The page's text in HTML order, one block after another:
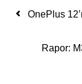
Yazı
OnePlus
Rapor: